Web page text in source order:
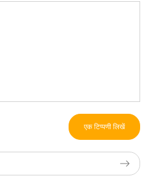
एक टिप्पणी लिखें